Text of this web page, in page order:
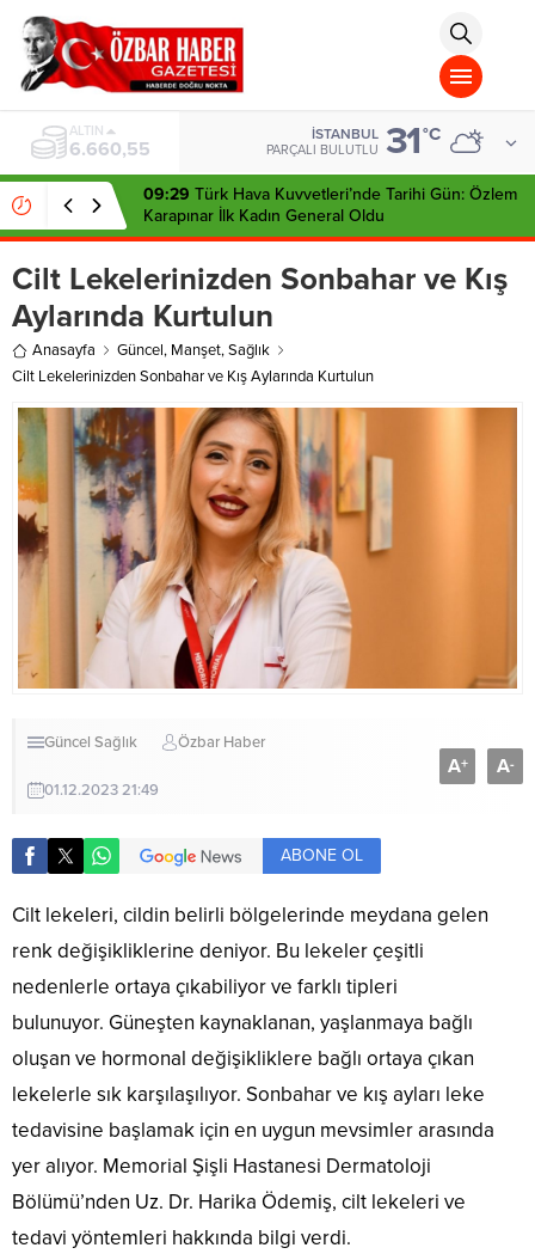
islami
chat
omegla
türk
sohbet
cinsel
sohbet
dini
chat
BIST
13.779,39
İSTANBUL
PARÇALI BULUTLU 31°C
09:29 Türk Hava Kuvvetleri’nde Tarihi Gün: Özlem
Karapınar İlk Kadın General Oldu
Cilt Lekelerinizden Sonbahar ve Kış
Aylarında Kurtulun
Anasayfa Güncel, Manşet,Sağlık
Cilt Lekelerinizden Sonbahar ve Kış Aylarında Kurtulun
Güncel Sağlık Özbar Haber
01.12.2023 21:49
A+ A-
ABONE OL
Cilt lekeleri, cildin belirli bölgelerinde meydana gelen
renk değişikliklerine deniyor. Bu lekeler çeşitli
nedenlerle ortaya çıkabiliyor ve farklı tipleri
bulunuyor. Güneşten kaynaklanan, yaşlanmaya bağlı
oluşan ve hormonal değişikliklere bağlı ortaya çıkan
lekelerle sık karşılaşılıyor. Sonbahar ve kış ayları leke
tedavisine başlamak için en uygun mevsimler arasında
yer alıyor. Memorial Şişli Hastanesi Dermatoloji
Bölümü’nden Uz. Dr. Harika Ödemiş, cilt lekeleri ve
tedavi yöntemleri hakkında bilgi verdi.